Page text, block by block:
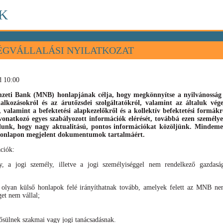
NYILATKOZAT
10:00
Bank (MNB) honlapjának célja, hogy megkönnyítse a
és az árutőzsdei szolgáltatókról, valamint az általuk
valaminta befektetési alapkezelőkről és a kollektív befektetési
egyes szabályozott információk elérését, továbbá ezen
hogy nagy aktualitású, pontos információkat közöljünk.
megjelent dokumentumok tartalmáért.
a jogi személy, illetve a jogi személyiséggel nem rendelkező
külső honlapok felé irányíthatnak tovább, amelyek felett az MNB
nem vállal;
szakmai vagy jogi tanácsadásnak.